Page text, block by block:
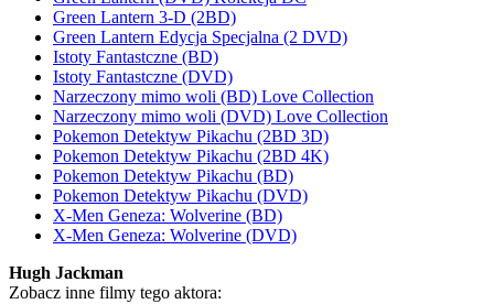
Green Lantern 3-D (2BD)
Green Lantern Edycja Specjalna (2 DVD)
Istoty Fantastczne (BD)
Istoty Fantastczne (DVD)
Narzeczony mimo woli (BD) Love Collection
Narzeczony mimo woli (DVD) Love Collection
Pokemon Detektyw Pikachu (2BD 3D)
Pokemon Detektyw Pikachu (2BD 4K)
Pokemon Detektyw Pikachu (BD)
Pokemon Detektyw Pikachu (DVD)
X-Men Geneza: Wolverine (BD)
X-Men Geneza: Wolverine (DVD)
Hugh Jackman
Zobacz inne filmy tego aktora: